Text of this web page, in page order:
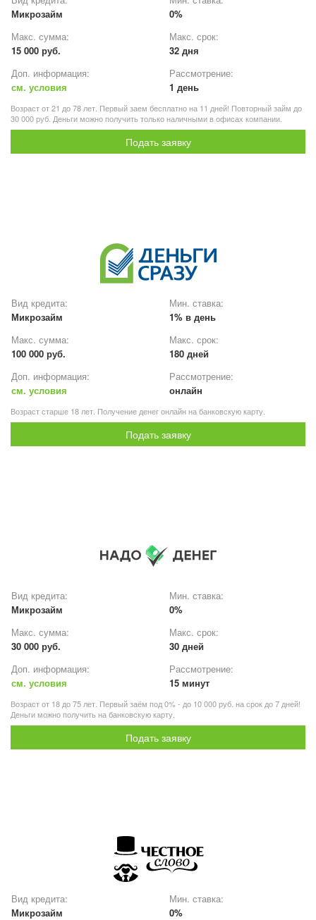
Микрозайм
0%
Макс. сумма:
15 000 руб.
Макс. срок:
32 дня
Доп. информация:
см. условия
Рассмотрение:
1 день
Возраст от 21 до 78 лет. Первый заем бесплатно на 11 дней! Повторный займ до
30 000 руб. Деньги можно получить только наличными в офисах компании.
Подать заявку
Вид кредита:
Микрозайм
Мин. ставка:
1% в день
Макс. сумма:
100 000 руб.
Макс. срок:
180 дней
Доп. информация:
см. условия
Рассмотрение:
онлайн
Возраст старше 18 лет. Получение денег онлайн на банковскую карту.
Подать заявку
Вид кредита:
Микрозайм
Мин. ставка:
0%
Макс. сумма:
30 000 руб.
Макс. срок:
30 дней
Доп. информация:
см. условия
Рассмотрение:
15 минут
Возраст от 18 до 75 лет. Первый заём под 0% - до 10 000 руб. на срок до 7 дней!
Деньги можно получить на банковскую карту.
Подать заявку
Вид кредита:
Микрозайм
Мин. ставка:
0%